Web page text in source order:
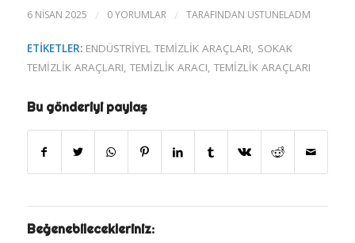
6 NISAN 2025 / 0 YORUMLAR / TARAFINDAN USTUNELADM
ETIKETLER: ENDÜSTRIYEL TEMIZLIK ARAÇLARI, SOKAK
TEMIZLIK ARAÇLARI, TEMIZLIK ARACI, TEMIZLIK ARAÇLARI
Bu gönderiyi paylaş
Beğenebilecekleriniz: